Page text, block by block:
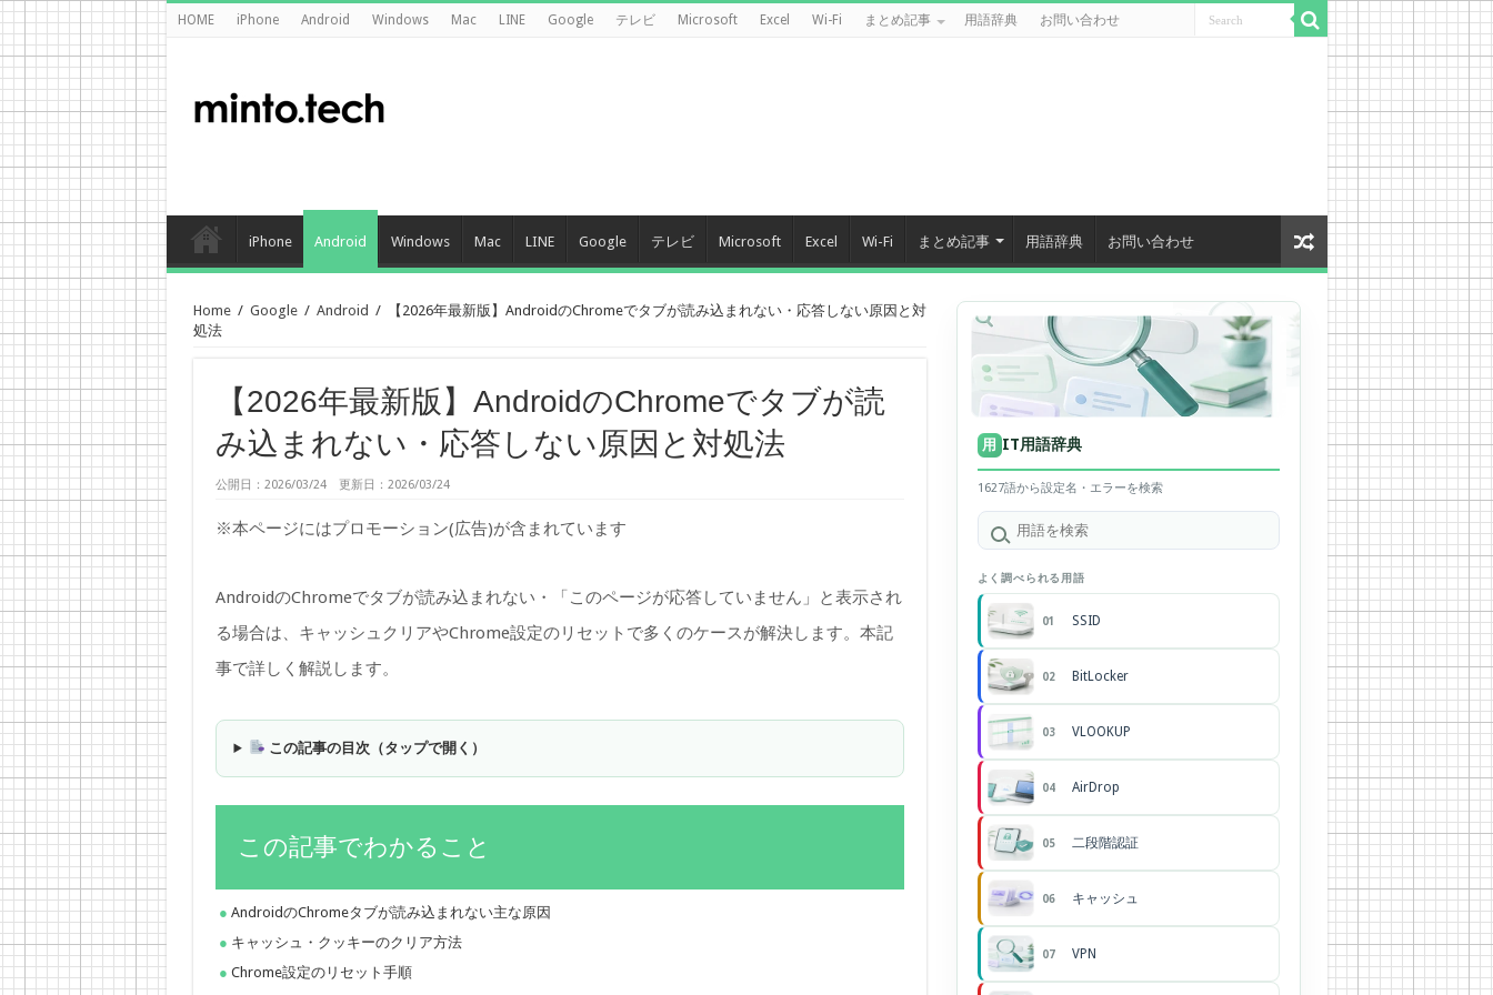
HOME iPhone Android Windows Mac LINE Google テレビ Microsoft Excel Wi-Fi まとめ記事 用語辞典 お問い合わせ
iPhone Android Windows Mac LINE Google テレビ Microsoft Excel Wi-Fi まとめ記事 用語辞典 お問い合わせ
Home / Google / Android /
【2026年最新版】AndroidのChromeでタブが読み込まれない・応答しない原因と対
処法
【2026年最新版】AndroidのChromeでタブが読
み込まれない・応答しない原因と対処法
公開日：2026/03/24 更新日：2026/03/24
※本ページにはプロモーション(広告)が含まれています
AndroidのChromeでタブが読み込まれない・「このページが応答していません」と表示され
る場合は、キャッシュクリアやChrome設定のリセットで多くのケースが解決します。本記
事で詳しく解説します。
この記事の目次（タップで開く）
この記事でわかること
AndroidのChromeタブが読み込まれない主な原因
キャッシュ・クッキーのクリア方法
Chrome設定のリセット手順
用 IT用語辞典
1627語から設定名・エラーを検索
よく調べられる用語
01 SSID
02 BitLocker
03 VLOOKUP
04 AirDrop
05 二段階認証
06 キャッシュ
07 VPN